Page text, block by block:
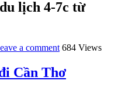
lịch 4-7c từ
a comment 684 Views
Cần Thơ